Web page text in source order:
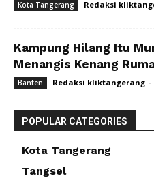
Kota Tangerang Redaksi
Kampung Hilang Itu
Menangis Kenang
Banten Redaksi kliktangerang -
POPULAR CATEGORIES
Kota Tangerang
Tangsel